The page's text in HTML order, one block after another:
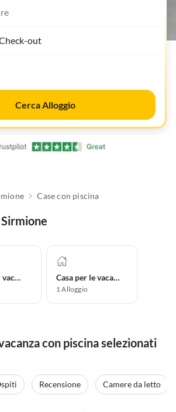
out
Cerca Alloggio
Case con piscina
Appartamento per vacanze Casa per le vacanze
1Alloggio
con piscina selezionati
Recensione Camere da letto